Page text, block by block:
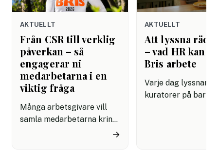
AKTUELLT
Från CSR till verklig
påverkan – så
engagerar ni
medarbetarna i en
viktig fråga
Många arbetsgivare vill
samla medarbetarna kring
→
AKTUELLT
Att lyssna
– vad HR kan
Bris arbete
Varje dag lyssnar
kuratorer på barn